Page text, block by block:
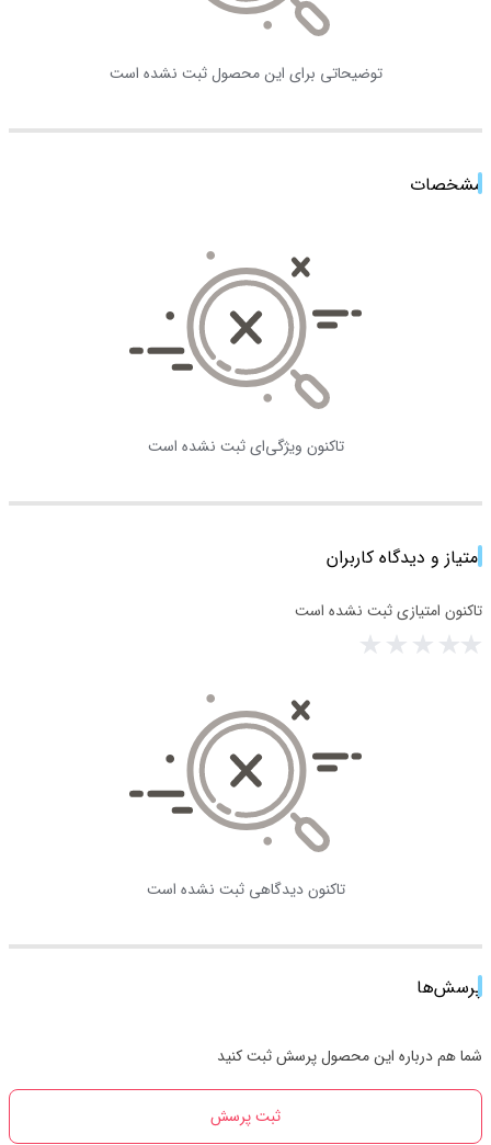
توضیحاتی برای این محصول ثبت نشده است
مشخصات
تاکنون ویژگی‌ای ثبت نشده است
امتیاز و دیدگاه کاربران
تاکنون امتیازی ثبت نشده است
تاکنون دیدگاهی ثبت نشده است
پرسش‌ها
شما هم درباره این محصول پرسش ثبت کنید
ثبت پرسش